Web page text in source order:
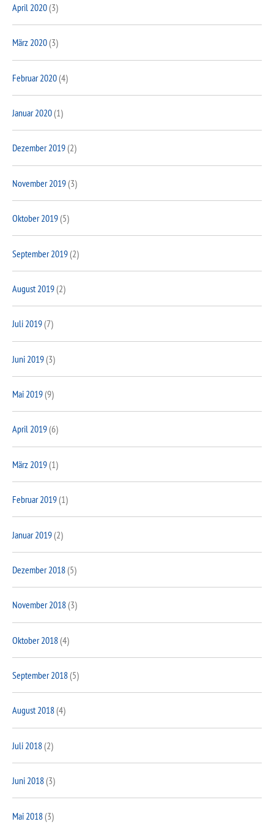
April 2020(3)
März 2020(3)
Februar 2020(4)
Januar 2020(1)
Dezember 2019(2)
November 2019(3)
Oktober 2019(5)
September 2019(2)
August 2019(2)
Juli 2019(7)
Juni 2019(3)
Mai 2019(9)
April 2019(6)
März 2019(1)
Februar 2019(1)
Januar 2019(2)
Dezember 2018(5)
November 2018(3)
Oktober 2018(4)
September 2018(5)
August 2018(4)
Juli 2018(2)
Juni 2018(3)
Mai 2018(3)